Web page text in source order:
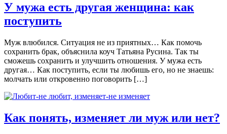
У мужа есть другая женщина: как
поступить
Муж влюбился. Ситуация не из приятных… Как помочь
сохранить брак, объяснила коуч Татьяна Русина. Так ты
сможешь сохранить и улучшить отношения. У мужа есть
другая… Как поступить, если ты любишь его, но не знаешь:
молчать или откровенно поговорить […]
Как понять, изменяет ли муж или нет?